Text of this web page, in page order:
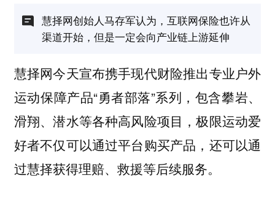
慧择网创始人马存军认为，互联网保险也许从
渠道开始，但是一定会向产业链上游延伸
慧择网今天宣布携手现代财险推出专业户外
运动保障产品“勇者部落”系列，包含攀岩、
滑翔、潜水等各种高风险项目，极限运动爱
好者不仅可以通过平台购买产品，还可以通
过慧择获得理赔、救援等后续服务。